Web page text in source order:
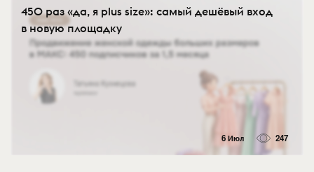
450 раз «да, я plus size»: самый дешёвый вход
в новую площадку
6 Июл 247